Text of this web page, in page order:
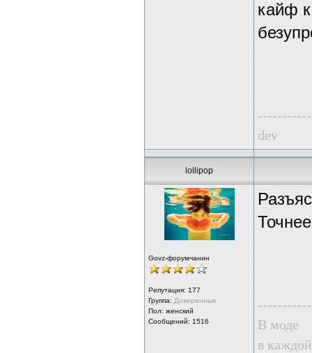
кайф
dev
lollipop
Govz-форумчанин
Репутация: 177
Группа: Доверенные
Пол: женский
Сообщений: 1516
В моде
в каждой